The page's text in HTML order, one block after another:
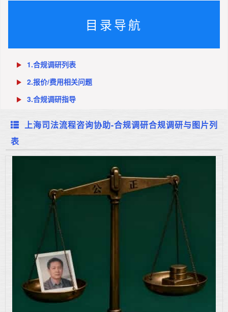
目录导航
1.合规调研列表
2.报价/费用相关问题
3.合规调研指导
上海司法流程咨询协助-合规调研合规调研与图片列
表